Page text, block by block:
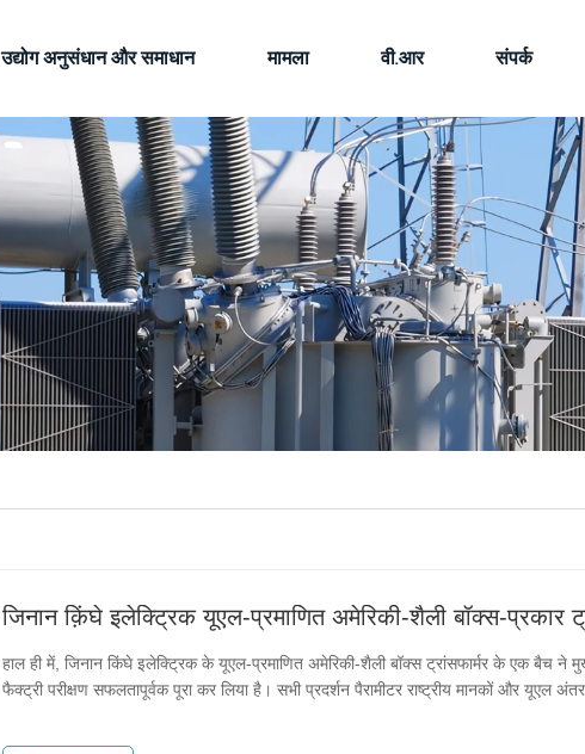
उद्योग अनुसंधान और समाधान मामला वी.आर संपर्क
हाल ही में, जिनान किंघे इलेक्ट्रिक के यूएल-प्रमाणित अमेरिकी-शैली बॉक्स ट्रांसफार्मर के एक बैच ने
फैक्ट्री परीक्षण सफलतापूर्वक पूरा कर लिया है। सभी प्रदर्शन पैरामीटर राष्ट्रीय मानकों और यूएल